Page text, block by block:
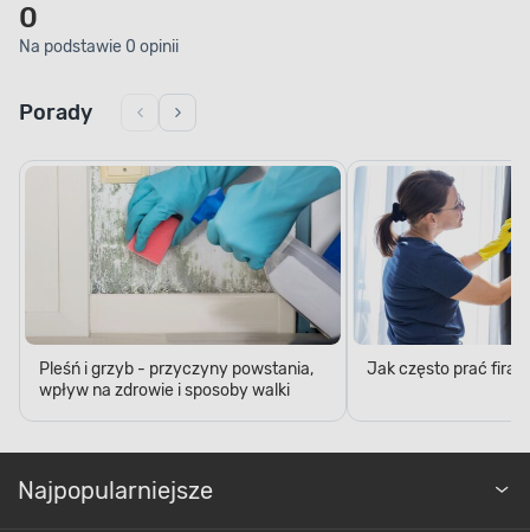
0
Na podstawie 0 opinii
Porady
Pleśń i grzyb - przyczyny powstania,
wpływ na zdrowie i sposoby walki
Jak często prać
Najpopularniejsze